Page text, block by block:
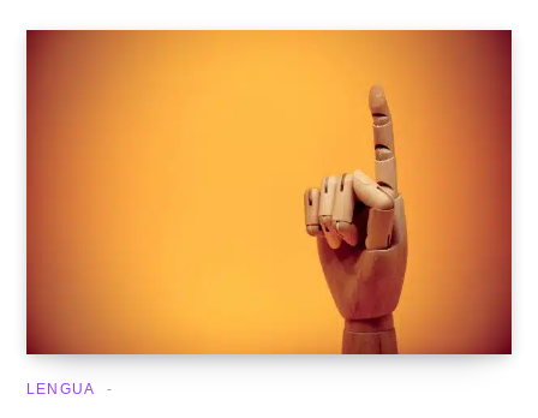
LENGUA